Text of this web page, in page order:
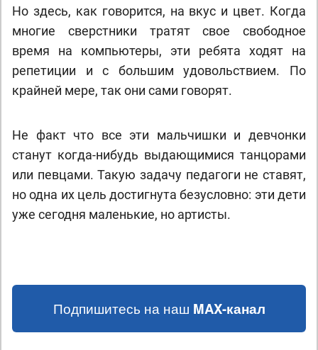
Но здесь, как говорится, на вкус и цвет. Когда
многие сверстники тратят свое свободное
время на компьютеры, эти ребята ходят на
репетиции и с большим удовольствием. По
крайней мере, так они сами говорят.
Не факт что все эти мальчишки и девчонки
станут когда-нибудь выдающимися танцорами
или певцами. Такую задачу педагоги не ставят,
но одна их цель достигнута безусловно: эти дети
уже сегодня маленькие, но артисты.
Подпишитесь на наш MAX-канал